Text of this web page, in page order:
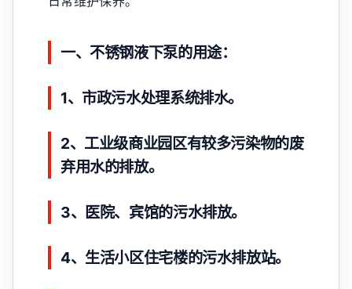
一、不锈钢液下泵的用途：
1、市政污水处理系统排水。
2、工业级商业园区有较多污染物的废
弃用水的排放。
3、医院、宾馆的污水排放。
4、生活小区住宅楼的污水排放站。